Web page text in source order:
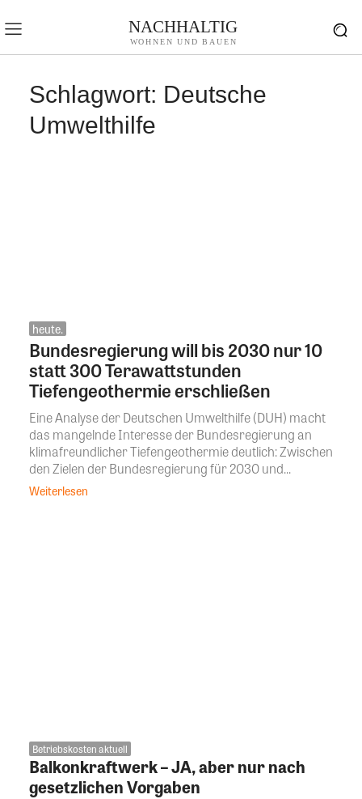
NACHHALTIG
WOHNEN UND BAUEN
Schlagwort: Deutsche
Umwelthilfe
heute.
Bundesregierung will bis 2030 nur 10
statt 300 Terawattstunden
Tiefengeothermie erschließen
Eine Analyse der Deutschen Umwelthilfe (DUH) macht
das mangelnde Interesse der Bundesregierung an
klimafreundlicher Tiefengeothermie deutlich: Zwischen
den Zielen der Bundesregierung für 2030 und...
Weiterlesen
Betriebskosten aktuell
Balkonkraftwerk – JA, aber nur nach
gesetzlichen Vorgaben